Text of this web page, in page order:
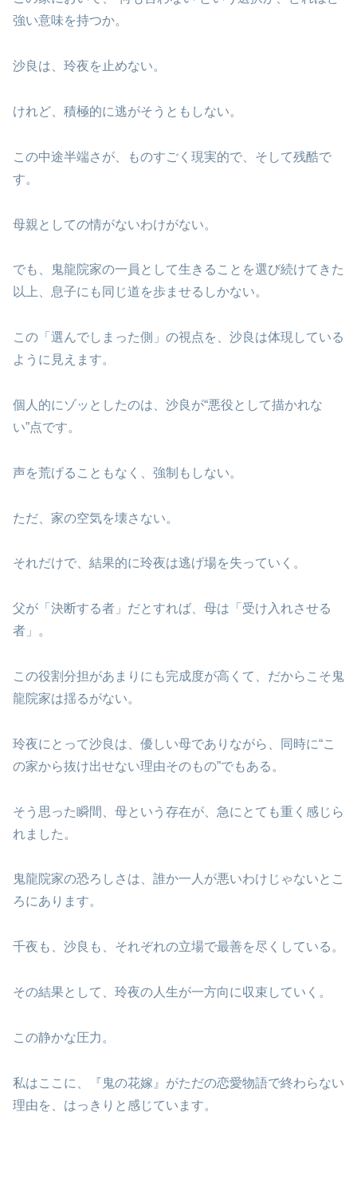
強い意味を持つか。
沙良は、玲夜を止めない。
けれど、積極的に逃がそうともしない。
この中途半端さが、ものすごく現実的で、そして残酷で
す。
母親としての情がないわけがない。
でも、鬼龍院家の一員として生きることを選び続けてきた
以上、息子にも同じ道を歩ませるしかない。
この「選んでしまった側」の視点を、沙良は体現している
ように見えます。
個人的にゾッとしたのは、沙良が“悪役として描かれな
い”点です。
声を荒げることもなく、強制もしない。
ただ、家の空気を壊さない。
それだけで、結果的に玲夜は逃げ場を失っていく。
父が「決断する者」だとすれば、母は「受け入れさせる
者」。
この役割分担があまりにも完成度が高くて、だからこそ鬼
龍院家は揺るがない。
玲夜にとって沙良は、優しい母でありながら、同時に“こ
の家から抜け出せない理由そのもの”でもある。
そう思った瞬間、母という存在が、急にとても重く感じら
れました。
鬼龍院家の恐ろしさは、誰か一人が悪いわけじゃないとこ
ろにあります。
千夜も、沙良も、それぞれの立場で最善を尽くしている。
その結果として、玲夜の人生が一方向に収束していく。
この静かな圧力。
私はここに、『鬼の花嫁』がただの恋愛物語で終わらない
理由を、はっきりと感じています。